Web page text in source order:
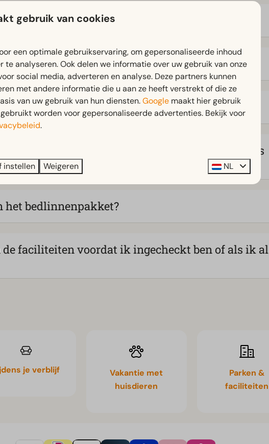
(en wat zit hierin)?
en -tijden?
out en lazy check-out?
en -tijden wanneer ik een kampeerplaats
het bedlinnenpakket?
faciliteiten voordat ik ingecheckt ben of als ik al
je verblijf
Vakantie met
huisdieren
Parken &
faciliteiten
gebruik van cookies
een optimale gebruikservaring, om gepersonaliseerde inhoud
te analyseren. Ook delen we informatie over uw gebruik van onze
social media, adverteren en analyse. Deze partners kunnen
met andere informatie die u aan ze heeft verstrekt of die ze
van uw gebruik van hun diensten.Google maakt hier gebruik
worden voor gepersonaliseerde advertenties. Bekijk voor
.
instellen Weigeren NL